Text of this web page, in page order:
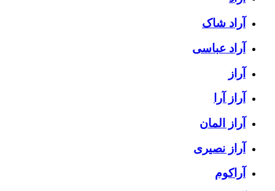
آراد شاک
آراد عباسی
آراز
آراز آرا
آراز المان
آراز نصیری
آراکوم